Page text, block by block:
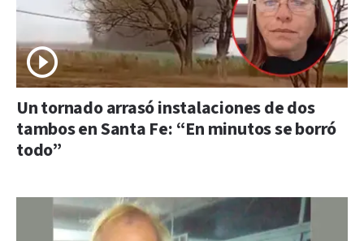
Un tornado arrasó instalaciones de dos
tambos en Santa Fe: “En minutos se borró
todo”